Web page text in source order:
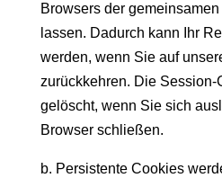
Browsers der
lassen. Dadurch kann Ihr
werden, wenn Sie auf
zurückkehren. Die Session-
gelöscht, wenn Sie sich
Browser schließen.
b. Persistente Cookies